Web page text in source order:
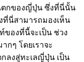
ตกของญี่ปุ่น ซึ่งที่นี่นั้น
ที่นี่สามารถมองเห็น
ของที่นี้จะเป็น ช่วง
กๆ โดยเราจะ
ลงสู่ทะเลญี่ปุ่น เป็น